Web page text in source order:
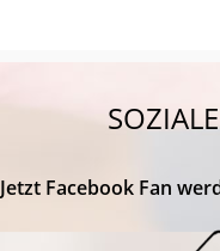
Jetzt Facebook Fan